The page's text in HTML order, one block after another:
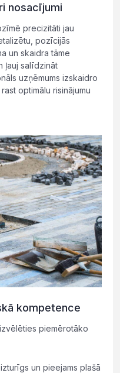
nosacījumi
precizitāti jau
pozīcijās
un skaidra tāme
ļauj salīdzināt
uzņēmums izskaidro
optimālu risinājumu
kompetence
piemērotāko
un pieejams plašā